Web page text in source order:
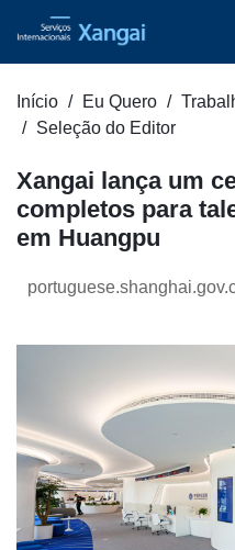
Início Eu Quero
Seleção do Editor
Xangai lança um
completos para
em Huangpu